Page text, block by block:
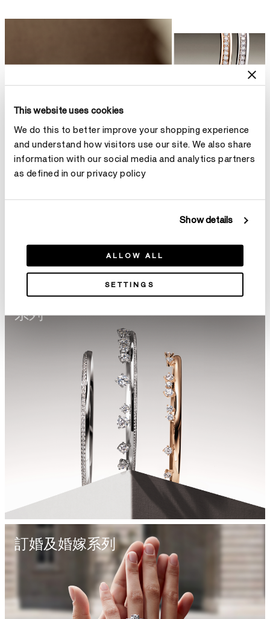
This website uses cookies
We do this to better improve your shopping experience
and understand how visitors use our site. We also share
information with our social media and analytics partners
as defined in our privacy policy
Show details
ALLOW ALL
SETTINGS
系列
訂婚及婚嫁系列